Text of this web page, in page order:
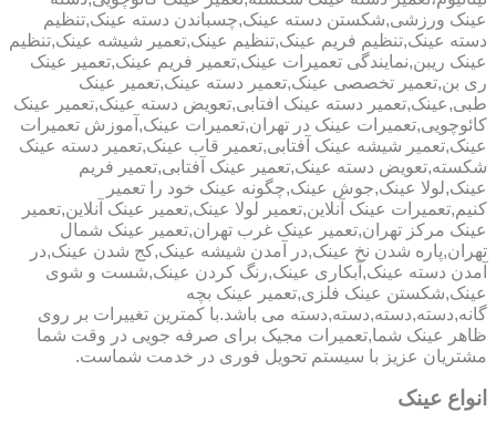
عینک ورزشی,شکستن دسته عینک,چسباندن دسته عینک,تنظیم
دسته عینک,تنظیم فریم عینک,تنظیم عینک,تعمیر شیشه عینک,تنظیم
عینک ریبن,نمایندگی تعمیرات عینک,تعمیر فریم عینک,تعمیر عینک
ری بن,تعمیر تخصصی عینک,تعمیر دسته عینک,تعمیر عینک
طبی,عینک,تعمیر دسته عینک افتابی,تعویض دسته عینک,تعمیر عینک
کائوچویی,تعمیرات عینک در تهران,تعمیرات عینک,آموزش تعمیرات
عینک,تعمیر شیشه عینک آفتابی,تعمیر قاب عینک,تعمیر دسته عینک
شکسته,تعویض دسته عینک,تعمیر عینک آفتابی,تعمیر فریم
عینک,لولا عینک,جوش عینک,چگونه عینک خود را تعمیر
کنیم,تعمیرات عینک آنلاین,تعمیر لولا عینک,تعمیر عینک آنلاین,تعمیر
عینک مرکز تهران,تعمیر عینک غرب تهران,تعمیر عینک شمال
تهران,پاره شدن نخ عینک,در آمدن شیشه عینک,کج شدن عینک,در
آمدن دسته عینک,آبکاری عینک,رنگ کردن عینک,شست و شوی
عینک,شکستن عینک فلزی,تعمیر عینک بچه
گانه,دسته,دسته,دسته,دسته می باشد.با کمترین تغییرات بر روی
ظاهر عینک شما,تعمیرات مجیک برای صرفه جویی در وقت شما
مشتریان عزیز با سیستم تحویل فوری در خدمت شماست.
انواع عینک